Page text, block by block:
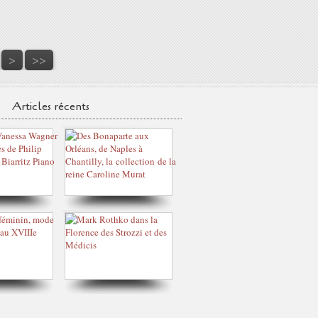
70
80
90
100
> >>
Articles récents